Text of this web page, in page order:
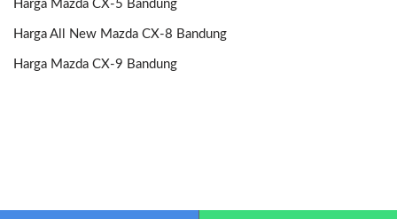
Harga Mazda CX-5 Bandung
Harga All New Mazda CX-8 Bandung
Harga Mazda CX-9 Bandung